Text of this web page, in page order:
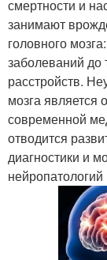
смертности и
занимают
головного
заболеваний до
расстройств.
мозга является
современной
отводится
диагностики и